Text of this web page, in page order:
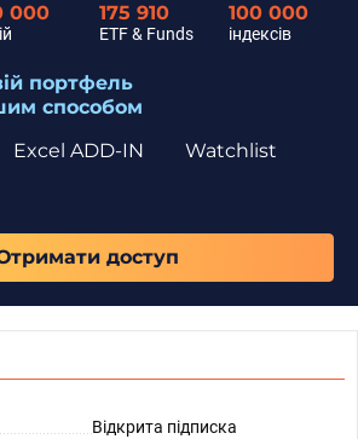
000 175 910
ETF & Funds
100 000
індексів
портфель
способом
Watchlist
Excel ADD-IN
доступ
Відкрита підписка